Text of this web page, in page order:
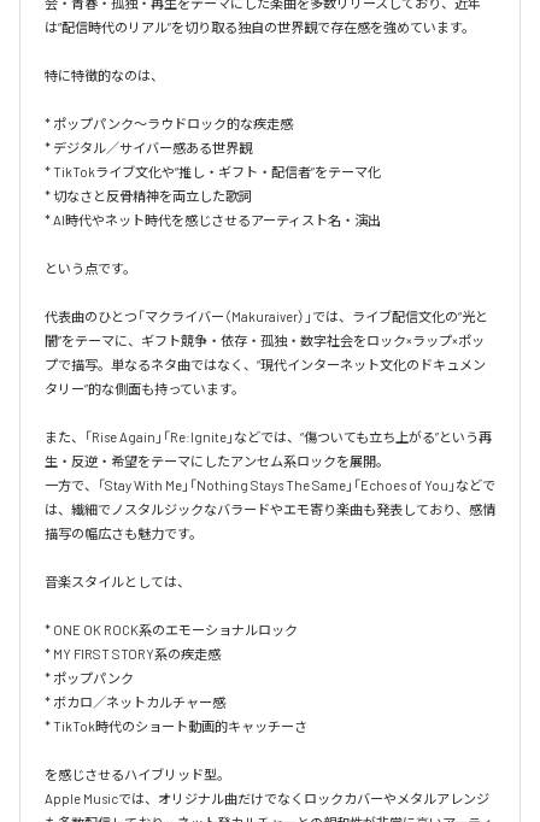
会・青春・孤独・再生をテーマにした楽曲を多数リリースしており、近年
は“配信時代のリアル”を切り取る独自の世界観で存在感を強めています。
特に特徴的なのは、
* ポップパンク〜ラウドロック的な疾走感
* デジタル／サイバー感ある世界観
* TikTokライブ文化や“推し・ギフト・配信者”をテーマ化
* 切なさと反骨精神を両立した歌詞
* AI時代やネット時代を感じさせるアーティスト名・演出
という点です。
代表曲のひとつ「マクライバー（Makuraiver）」では、ライブ配信文化の“光と
闇”をテーマに、ギフト競争・依存・孤独・数字社会をロック×ラップ×ポッ
プで描写。単なるネタ曲ではなく、“現代インターネット文化のドキュメン
タリー”的な側面も持っています。
また、「Rise Again」「Re:Ignite」などでは、“傷ついても立ち上がる”という再
生・反逆・希望をテーマにしたアンセム系ロックを展開。
一方で、「Stay With Me」「Nothing Stays The Same」「Echoes of You」などで
は、繊細でノスタルジックなバラードやエモ寄り楽曲も発表しており、感情
描写の幅広さも魅力です。
音楽スタイルとしては、
* ONE OK ROCK系のエモーショナルロック
* MY FIRST STORY系の疾走感
* ポップパンク
* ボカロ／ネットカルチャー感
* TikTok時代のショート動画的キャッチーさ
を感じさせるハイブリッド型。
Apple Musicでは、オリジナル曲だけでなくロックカバーやメタルアレンジ